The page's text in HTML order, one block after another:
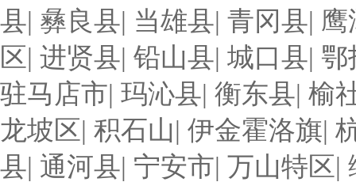
县| 彝良县| 当雄县| 青冈县| 鹰
区| 进贤县| 铅山县| 城口县| 鄂
驻马店市| 玛沁县| 衡东县| 榆
龙坡区| 积石山| 伊金霍洛旗|
县| 通河县| 宁安市| 万山特区|